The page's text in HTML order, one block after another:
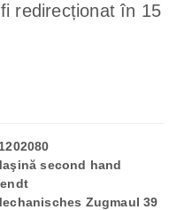
redirecționat în 15
second hand
Zugmaul 39